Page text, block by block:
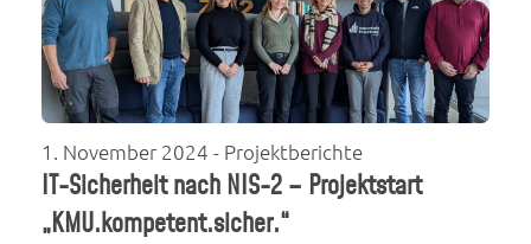
1. November 2024 - Projektberichte
IT-Sicherheit nach NIS-2 – Projektstart
„KMU.kompetent.sicher.“